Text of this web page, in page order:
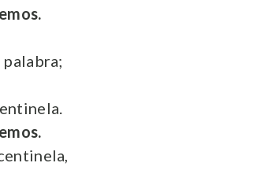
palabra;